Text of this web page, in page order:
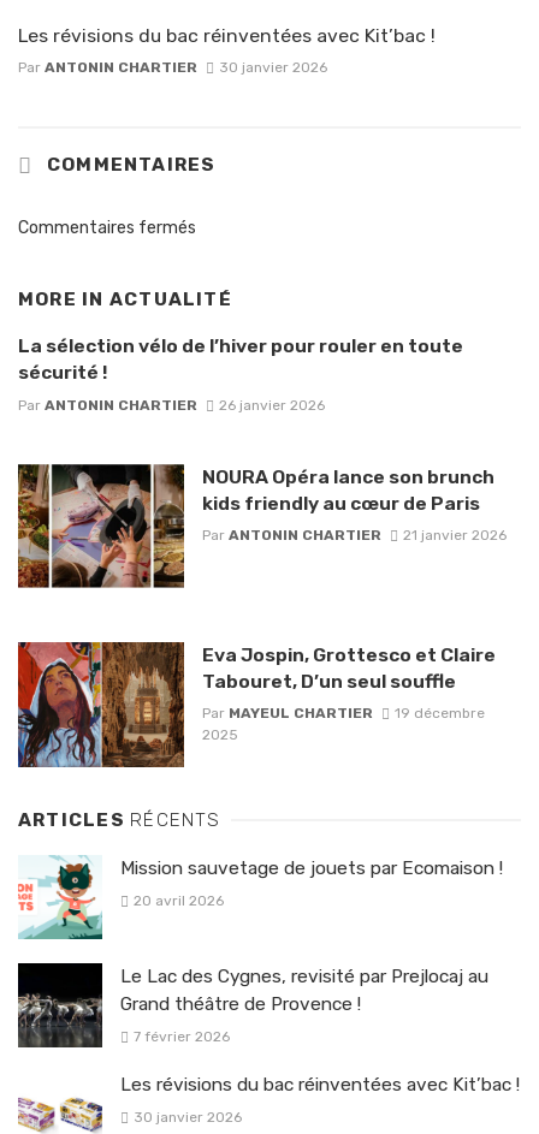
Les révisions du bac réinventées avec Kit’bac !
Par ANTONIN CHARTIER 30 janvier 2026
COMMENTAIRES
Commentaires fermés
MORE IN ACTUALITÉ
La sélection vélo de l’hiver pour rouler en toute
sécurité !
Par ANTONIN CHARTIER 26 janvier 2026
NOURA Opéra lance son brunch
kids friendly au cœur de Paris
Par ANTONIN CHARTIER 21 janvier 2026
Eva Jospin, Grottesco et Claire
Tabouret, D’un seul souffle
Par MAYEUL CHARTIER
19 décembre
2025
ARTICLES RÉCENTS
Mission sauvetage de jouets par Ecomaison !
20 avril 2026
Le Lac des Cygnes, revisité par Prejlocaj au
Grand théâtre de Provence !
7 février 2026
Les révisions du bac réinventées avec Kit’bac !
30 janvier 2026